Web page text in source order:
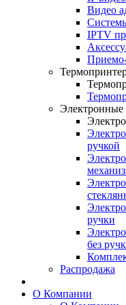
Видео
IPTV
Электронные
ручкой
ручки
без
Распродажа
О Компании